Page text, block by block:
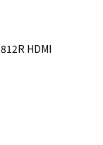
HDMI